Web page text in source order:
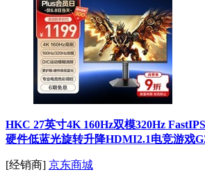
HKC 27英寸4K 160Hz双模320Hz
硬件低蓝光旋转升降HDMI2.1电竞游戏
[经销商] 京东商城